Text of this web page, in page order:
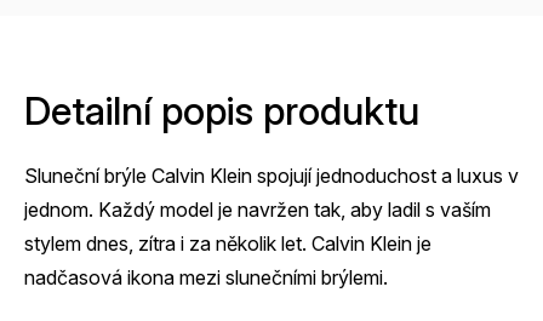
Detailní popis produktu
Sluneční brýle Calvin Klein spojují jednoduchost a luxus v
jednom. Každý model je navržen tak, aby ladil s vaším
stylem dnes, zítra i za několik let. Calvin Klein je
nadčasová ikona mezi slunečními brýlemi.